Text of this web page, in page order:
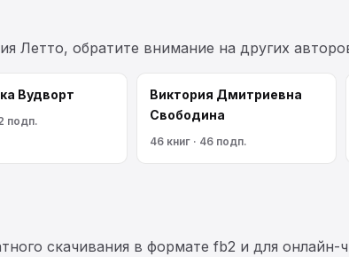
Летто, обратите внимание на других
Вудворт
подп.
Виктория Дмитриевна
Свободина
46 книг · 46 подп.
скачивания в формате fb2 и для